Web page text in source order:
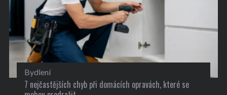
Bydlení
7 nejčastějších chyb při domácích opravách, které se